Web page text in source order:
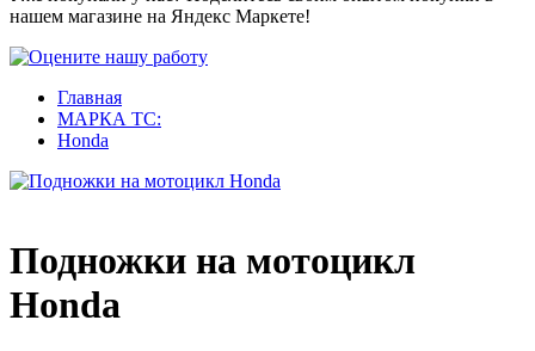
нашем магазине на Яндекс Маркете!
Главная
МАРКА ТС:
Honda
Подножки на мотоцикл
Honda